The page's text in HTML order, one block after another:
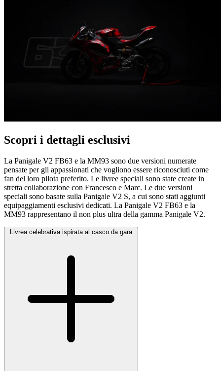
Scopri i dettagli esclusivi
La Panigale V2 FB63 e la MM93 sono due versioni numerate
pensate per gli appassionati che vogliono essere riconosciuti come
fan del loro pilota preferito. Le livree speciali sono state create in
stretta collaborazione con Francesco e Marc. Le due versioni
speciali sono basate sulla Panigale V2 S, a cui sono stati aggiunti
equipaggiamenti esclusivi dedicati. La Panigale V2 FB63 e la
MM93 rappresentano il non plus ultra della gamma Panigale V2.
Livrea celebrativa ispirata al casco da gara